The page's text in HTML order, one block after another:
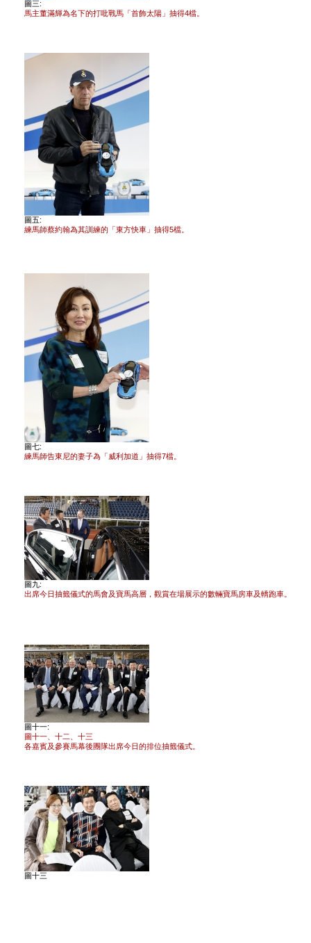
圖三:
馬主董滿輝為名下的打吡戰馬「首飾太陽」抽得4檔。
圖五:
練馬師蔡約翰為其訓練的「東方快車」抽得5檔。
圖七:
練馬師告東尼的妻子為「威利加道」抽得7檔。
圖九:
出席今日抽籤儀式的馬會及寶馬高層，觀賞在場展示的數輛寶馬房車及轎跑車。
圖十一:
圖十一、十二、十三
各嘉賓及參賽馬幕後團隊出席今日的排位抽籤儀式。
圖十三